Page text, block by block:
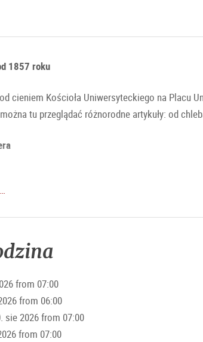
1857 roku
cieniem Kościoła Uniwersyteckiego na Placu
tu przeglądać różnorodne artykuły: od
się szczególną popularnością.
rolne, chleb, wypieki, mięso i produkty
19, Sobota 6-15 (z wyłączeniem dni świątecznych)
from 07:00
from 06:00
sie 2026 from 07:00
from 07:00